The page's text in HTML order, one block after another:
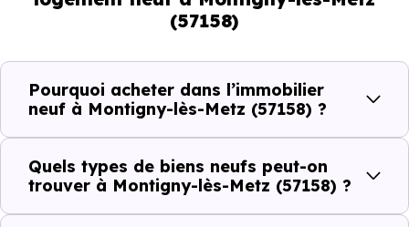
seniors, 17.37 % de jeunes et 15.41 % d'enfants. Un profil
démographique qui renseigne directement sur la
demande locative locale et les typologies de biens les
plus recherchées.
Côté cadre de vie, Montigny-lès-Metz (57158) dispose de
45 commerces, 85 professions médicales et 16
établissements scolaires. Des équipements du quotidien
qui constituent autant d'arguments concrets pour habiter
(57158)
Pourquoi acheter dans l’immobilier
neuf à Montigny-lès-Metz (57158) ?
Quels types de biens neufs peut-on
trouver à Montigny-lès-Metz (57158) ?